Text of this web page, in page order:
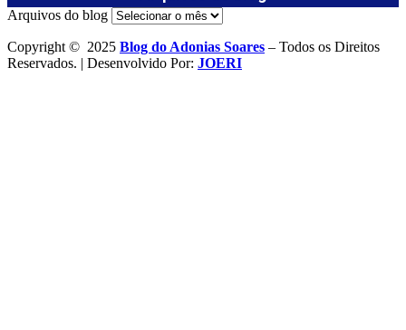
Arquivos do blog
Copyright © 2025 Blog do Adonias Soares – Todos os Direitos
Reservados. | Desenvolvido Por: JOERI